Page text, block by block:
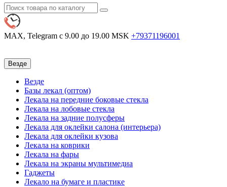
MAX, Telegram с 9.00 до 19.00 MSK +79371196001
Везде
Везде
Базы лекал (оптом)
Лекала на передние боковые стекла
Лекала на лобовые стекла
Лекала на задние полусферы
Лекала для оклейки салона (интерьера)
Лекала для оклейки кузова
Лекала на коврики
Лекала на фары
Лекала на экраны мультимедиа
Гаджеты
Лекало на бумаге и пластике